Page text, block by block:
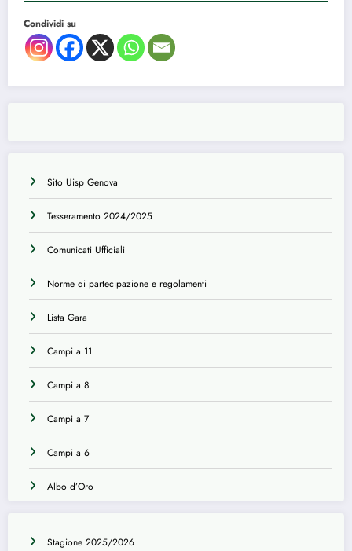
Sito Uisp Genova
Tesseramento 2024/2025
Comunicati Ufficiali
Norme di partecipazione e regolamenti
Lista Gara
Campi a 11
Campi a 8
Campi a 7
Campi a 6
Albo d’Oro
Stagione 2025/2026
Condividi su